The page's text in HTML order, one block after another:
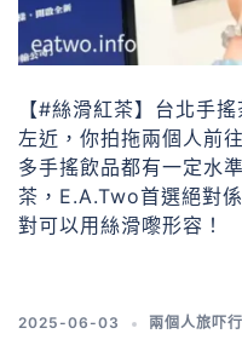
【#絲滑紅茶】台北手
左近，你拍拖兩個人前
多手搖飲品都有一定水
茶，E.A.Two首選絕對
對可以用絲滑嚟形容！
2025-06-03 兩個人旅吓行